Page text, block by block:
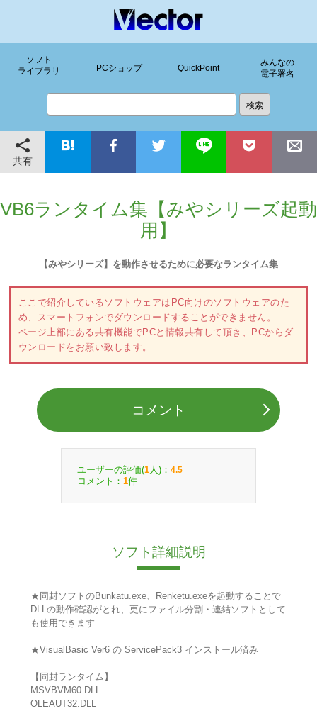
ソフト
ライブラリ
PCショップ QuickPoint
みんなの
電子署名
共有
VB6ランタイム集【みやシリーズ起動
用】
【みやシリーズ】を動作させるために必要なランタイム集
ここで紹介しているソフトウェアはPC向けのソフトウェアのた
め、スマートフォンでダウンロードすることができません。
ページ上部にある共有機能でPCと情報共有して頂き、PCからダ
ウンロードをお願い致します。
コメント
ユーザーの評価(1 人)： 4.5
コメント： 1件
ソフト詳細説明
★同封ソフトのBunkatu.exe、Renketu.exeを起動することで
DLLの動作確認がとれ、更にファイル分割・連結ソフトとして
も使用できます
★VisualBasic Ver6 の ServicePack3 インストール済み
【同封ランタイム】
MSVBVM60.DLL
OLEAUT32.DLL